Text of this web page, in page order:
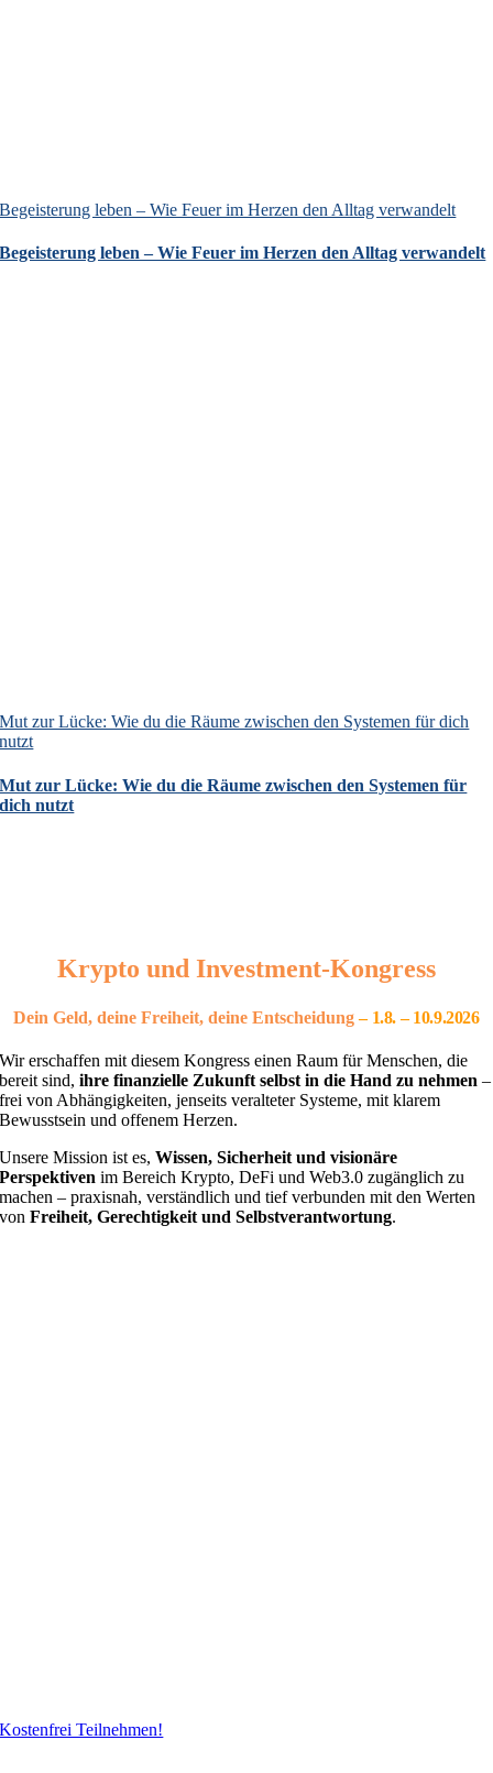
Begeisterung leben – Wie Feuer im Herzen den Alltag verwandelt
Begeisterung leben – Wie Feuer im Herzen den Alltag verwandelt
Mut zur Lücke: Wie du die Räume zwischen den Systemen für dich
nutzt
Mut zur Lücke: Wie du die Räume zwischen den Systemen für
dich nutzt
Krypto und Investment-Kongress
Dein Geld, deine Freiheit, deine Entscheidung – 1.8. – 10.9.2026
Wir erschaffen mit diesem Kongress einen Raum für Menschen, die
bereit sind,ihre finanzielle Zukunft selbst in die Hand zu nehmen –
frei von Abhängigkeiten, jenseits veralteter Systeme, mit klarem
Bewusstsein und offenem Herzen.
Unsere Mission ist es,Wissen, Sicherheit und visionäre
Perspektiven im Bereich Krypto, DeFi und Web3.0 zugänglich zu
machen – praxisnah, verständlich und tief verbunden mit den Werten
vonFreiheit, Gerechtigkeit und Selbstverantwortung.
Kostenfrei Teilnehmen!